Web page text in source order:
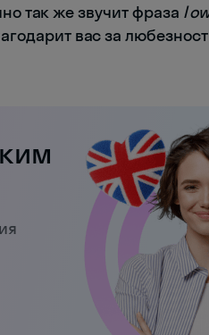
так же звучит фраза I
вас за